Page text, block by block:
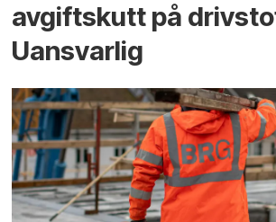
avgiftskutt på
Uansvarlig